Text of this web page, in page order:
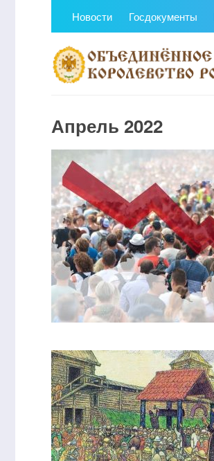
Новости Госдокументы
Апрель 2022